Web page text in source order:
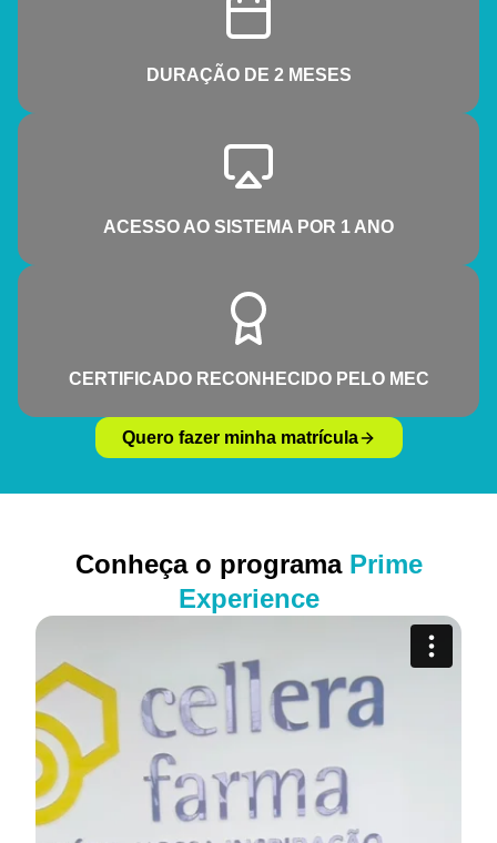
DURAÇÃO DE 2 MESES
ACESSO AO SISTEMA POR 1 ANO
CERTIFICADO RECONHECIDO PELO MEC
Quero fazer minha matrícula
Conheça o programa Prime
Experience